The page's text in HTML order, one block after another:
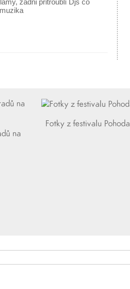
zadni pritroublí Djs co
na
Fotky z festivalu Pohoda